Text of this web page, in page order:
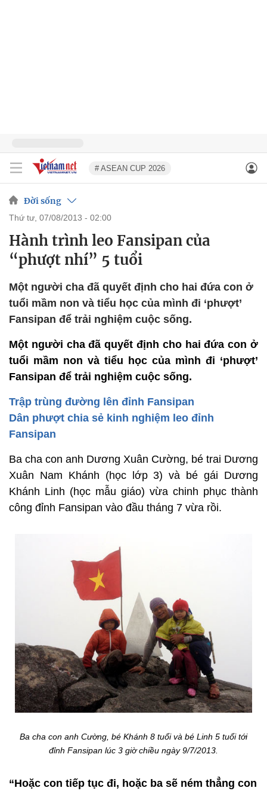
# ASEAN CUP 2026
Đời sống
thứ tư, 07/08/2013 - 02:00
Hành trình leo Fansipan của
“phượt nhí” 5 tuổi
Một người cha đã quyết định cho hai đứa con ở
tuổi mầm non và tiểu học của mình đi ‘phượt’
Fansipan để trải nghiệm cuộc sống.
Một người cha đã quyết định cho hai đứa con ở
tuổi mầm non và tiểu học của mình đi ‘phượt’
Fansipan để trải nghiệm cuộc sống.
Trập trùng đường lên đỉnh Fansipan
Dân phượt chia sẻ kinh nghiệm leo đỉnh
Fansipan
Ba cha con anh Dương Xuân Cường, bé trai Dương
Xuân Nam Khánh (học lớp 3) và bé gái Dương
Khánh Linh (học mẫu giáo) vừa chinh phục thành
công đỉnh Fansipan vào đầu tháng 7 vừa rồi.
Ba cha con anh Cường, bé Khánh 8 tuổi và bé Linh 5 tuổi tới
đỉnh Fansipan lúc 3 giờ chiều ngày 9/7/2013.
“Hoặc con tiếp tục đi, hoặc ba sẽ ném thẳng con